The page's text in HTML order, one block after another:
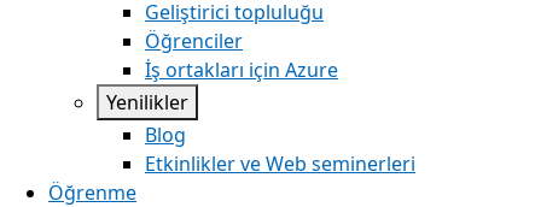
Geliştirici topluluğu
Öğrenciler
İş ortakları için Azure
Yenilikler
Blog
Etkinlikler ve Web seminerleri
Öğrenme